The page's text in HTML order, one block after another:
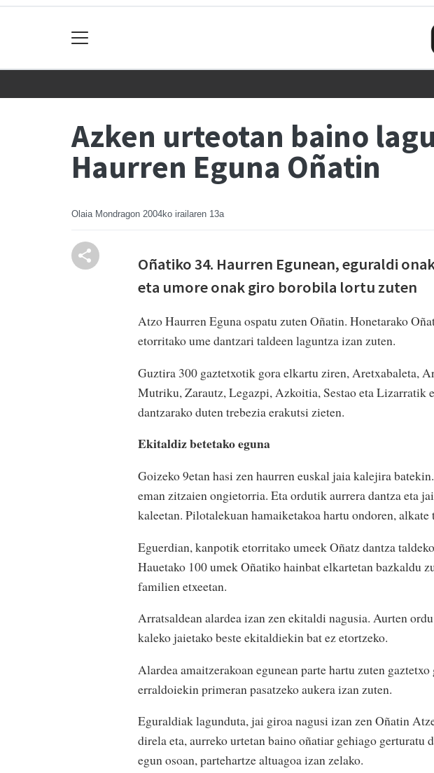
Azken urteotan baino
Haurren Eguna Oñatin
Olaia Mondragon 2004ko irailaren 13a
Oñatiko 34. Haurren Egunean, eguraldi
eta umore onak giro borobila lortu zuten
Atzo Haurren Eguna ospatu zuten Oñatin. Honetarako
etorritako ume dantzari taldeen laguntza izan zuten.
Guztira 300 gaztetxotik gora elkartu ziren, Aretxabaleta,
Mutriku, Zarautz, Legazpi, Azkoitia, Sestao eta Lizarratik
dantzarako duten trebezia erakutsi zieten.
Ekitaldiz betetako eguna
Goizeko 9etan hasi zen haurren euskal jaia kalejira
eman zitzaien ongietorria. Eta ordutik aurrera dantza eta
kaleetan. Pilotalekuan hamaiketakoa hartu ondoren,
Eguerdian, kanpotik etorritako umeek Oñatz dantza
Hauetako 100 umek Oñatiko hainbat elkartetan bazkaldu
familien etxeetan.
Arratsaldean alardea izan zen ekitaldi nagusia. Aurten
kaleko jaietako beste ekitaldiekin bat ez etortzeko.
Alardea amaitzerakoan egunean parte hartu zuten
erraldoiekin primeran pasatzeko aukera izan zuten.
Eguraldiak lagunduta, jai giroa nagusi izan zen Oñatin
direla eta, aurreko urtetan baino oñatiar gehiago gerturatu
egun osoan, partehartze altuagoa izan zelako.